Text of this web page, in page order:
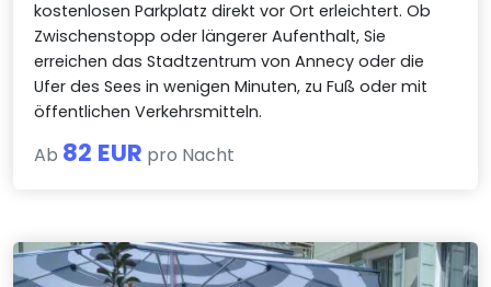
kostenlosen Parkplatz direkt vor Ort erleichtert. Ob
Zwischenstopp oder längerer Aufenthalt, Sie
erreichen das Stadtzentrum von Annecy oder die
Ufer des Sees in wenigen Minuten, zu Fuß oder mit
öffentlichen Verkehrsmitteln.
Ab 82 EUR pro Nacht